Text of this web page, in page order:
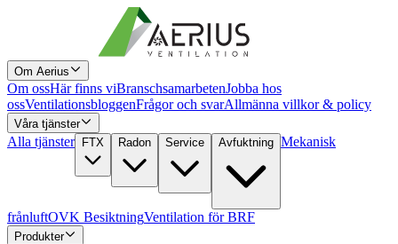
Om Aerius
Om ossHär finns viBranschsamarbetenJobba hos
ossVentilationsbloggenFrågor och svarAllmänna villkor & policy
Våra tjänster
Alla tjänster FTX Radon Service Avfuktning Mekanisk
frånluftOVK BesiktningVentilation för BRF
Produkter